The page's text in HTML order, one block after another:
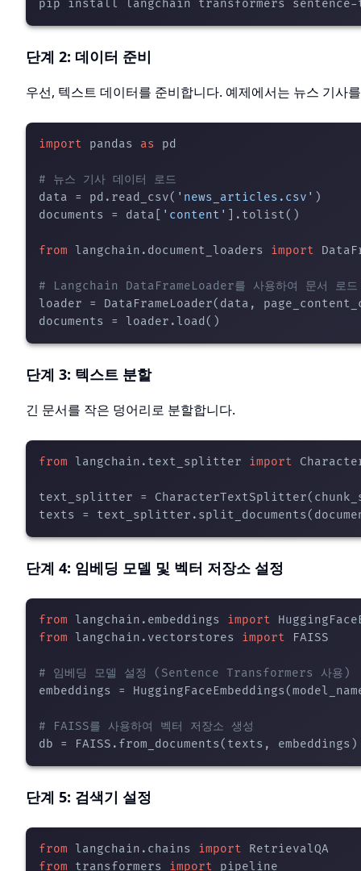
단계 2: 데이터 준비
우선, 텍스트 데이터를 준비합니다. 예제에서는 뉴스 기사
import pandas as pd
# 뉴스 기사 데이터 로드
data = pd.read_csv( 'news_articles.csv' )
documents = data[
'content' ].tolist()
from langchain.document_loaders import
# Langchain DataFrameLoader를 사용하여 문서 로드
loader = DataFrameLoader(data,
단계 3: 텍스트 분할
긴 문서를 작은 덩어리로 분할합니다.
from langchain.text_splitter import
text_splitter =
단계 4: 임베딩 모델 및 벡터 저장소 설정
from langchain.embeddings import
from langchain.vectorstores import FAISS
# 임베딩 모델 설정 (Sentence Transformers 사용)
embeddings =
# FAISS를 사용하여 벡터 저장소 생성
단계 5: 검색기 설정
from langchain.chains import
from transformers import pipeline